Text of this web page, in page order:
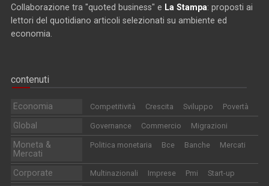
Collaborazione tra "quoted business" e La Stampa: proposti ai
lettori del quotidiano articoli selezionati su ambiente ed
economia.
contenuti
Economia Competitività Crescita Sviluppo Povertà
Global Governance Commercio Migrazioni
Moneta &
Mercati
Politica monetaria Bce Banche Mercati
Corporate Multinazionali Imprese Pmi Start-up